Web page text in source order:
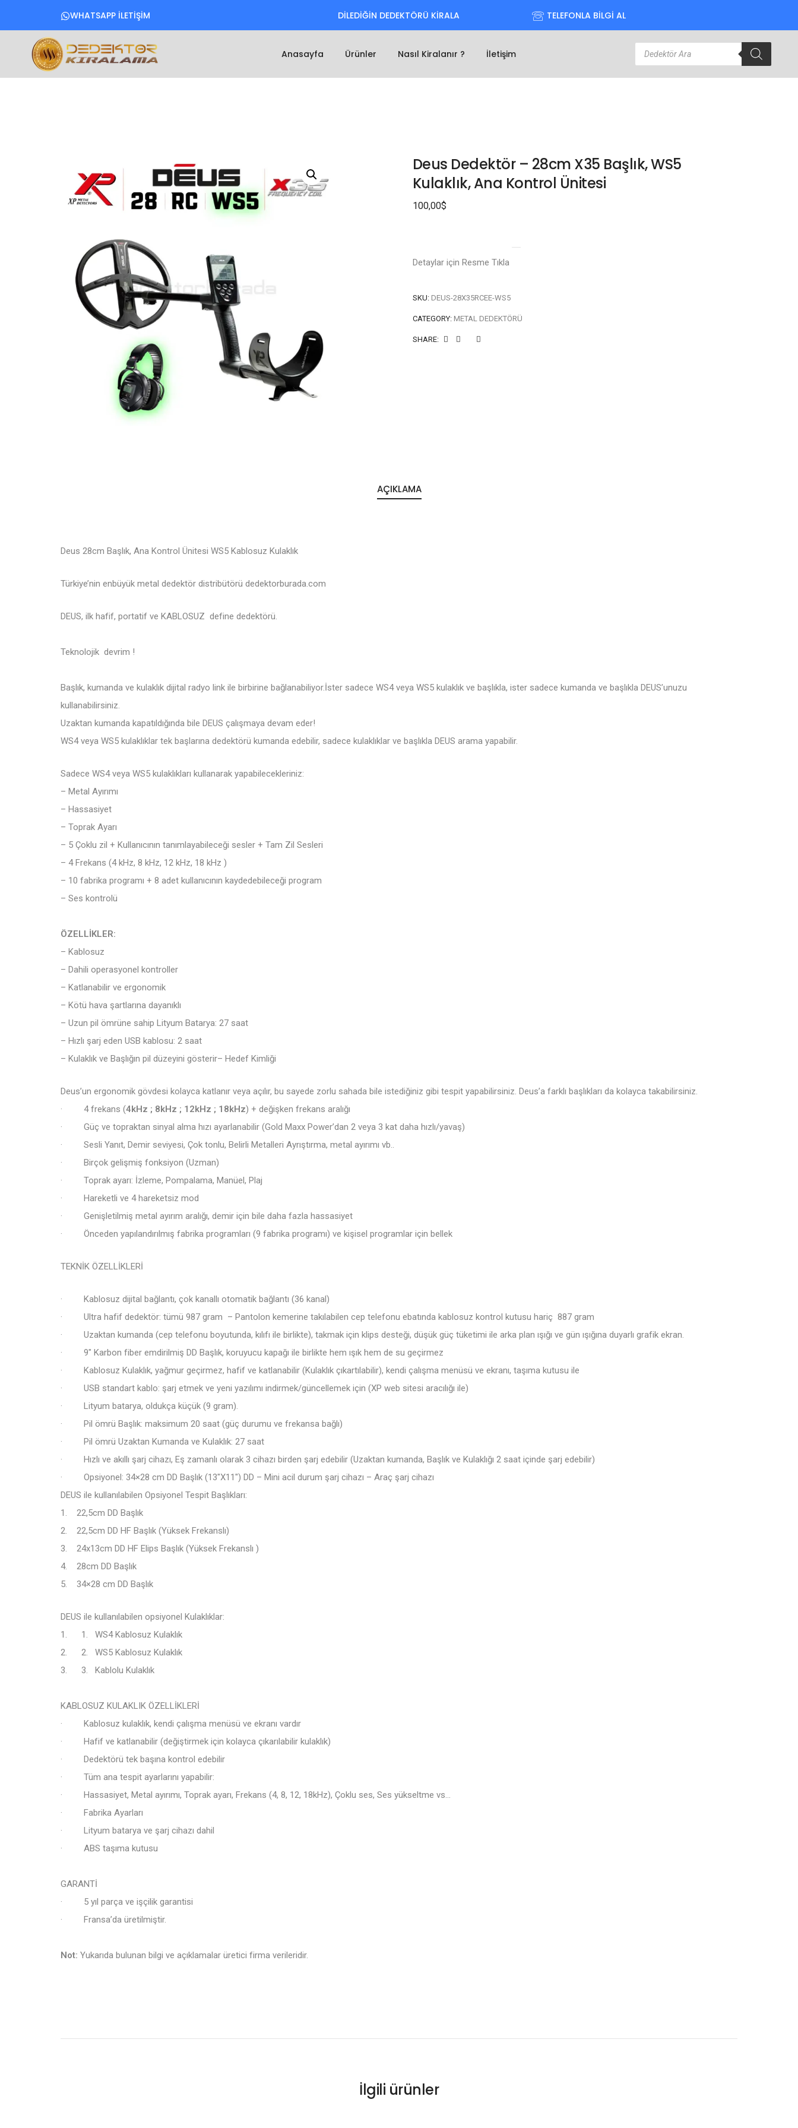
WHATSAPP İLETİŞİM DİLEDİĞİN DEDEKTÖRÜ KİRALA TELEFONLA BİLGİ AL
Anasayfa Ürünler Nasıl Kiralanır ? İletişim
Deus Dedektör – 28cm X35 Başlık, WS5
Kulaklık, Ana Kontrol Ünitesi
100,00$
Detaylar için Resme Tıkla
SKU: DEUS-28X35RCEE-WS5
CATEGORY: METAL DEDEKTÖRÜ
SHARE:
AÇIKLAMA
Deus 28cm Başlık, Ana Kontrol Ünitesi WS5 Kablosuz Kulaklık
Türkiye’nin enbüyük metal dedektör distribütörü dedektorburada.com
DEUS, ilk hafif, portatif ve KABLOSUZ define dedektörü.
Teknolojik devrim !
Başlık, kumanda ve kulaklık dijital radyo link ile birbirine bağlanabiliyor.İster sadece WS4 veya WS5 kulaklık ve başlıkla, ister sadece kumanda ve başlıkla DEUS’unuzu
kullanabilirsiniz.
Uzaktan kumanda kapatıldığında bile DEUS çalışmaya devam eder!
WS4 veya WS5 kulaklıklar tek başlarına dedektörü kumanda edebilir, sadece kulaklıklar ve başlıkla DEUS arama yapabilir.
Sadece WS4 veya WS5 kulaklıkları kullanarak yapabilecekleriniz:
– Metal Ayırımı
– Hassasiyet
– Toprak Ayarı
– 5 Çoklu zil + Kullanıcının tanımlayabileceği sesler + Tam Zil Sesleri
– 4 Frekans (4 kHz, 8 kHz, 12 kHz, 18 kHz )
– 10 fabrika programı + 8 adet kullanıcının kaydedebileceği program
– Ses kontrolü
ÖZELLİKLER:
– Kablosuz
– Dahili operasyonel kontroller
– Katlanabilir ve ergonomik
– Kötü hava şartlarına dayanıklı
– Uzun pil ömrüne sahip Lityum Batarya: 27 saat
– Hızlı şarj eden USB kablosu: 2 saat
– Kulaklık ve Başlığın pil düzeyini gösterir– Hedef Kimliği
Deus’un ergonomik gövdesi kolayca katlanır veya açılır, bu sayede zorlu sahada bile istediğiniz gibi tespit yapabilirsiniz. Deus’a farklı başlıkları da kolayca takabilirsiniz.
· 4 frekans (4kHz ; 8kHz ; 12kHz ; 18kHz) + değişken frekans aralığı
· Güç ve topraktan sinyal alma hızı ayarlanabilir (Gold Maxx Power’dan 2 veya 3 kat daha hızlı/yavaş)
· Sesli Yanıt, Demir seviyesi, Çok tonlu, Belirli Metalleri Ayrıştırma, metal ayırımı vb..
· Birçok gelişmiş fonksiyon (Uzman)
· Toprak ayarı: İzleme, Pompalama, Manüel, Plaj
· Hareketli ve 4 hareketsiz mod
· Genişletilmiş metal ayırım aralığı, demir için bile daha fazla hassasiyet
· Önceden yapılandırılmış fabrika programları (9 fabrika programı) ve kişisel programlar için bellek
TEKNİK ÖZELLİKLERİ
· Kablosuz dijital bağlantı, çok kanallı otomatik bağlantı (36 kanal)
· Ultra hafif dedektör: tümü 987 gram – Pantolon kemerine takılabilen cep telefonu ebatında kablosuz kontrol kutusu hariç 887 gram
· Uzaktan kumanda (cep telefonu boyutunda, kılıfı ile birlikte), takmak için klips desteği, düşük güç tüketimi ile arka plan ışığı ve gün ışığına duyarlı grafik ekran.
· 9″ Karbon fiber emdirilmiş DD Başlık, koruyucu kapağı ile birlikte hem ışık hem de su geçirmez
· Kablosuz Kulaklık, yağmur geçirmez, hafif ve katlanabilir (Kulaklık çıkartılabilir), kendi çalışma menüsü ve ekranı, taşıma kutusu ile
· USB standart kablo: şarj etmek ve yeni yazılımı indirmek/güncellemek için (XP web sitesi aracılığı ile)
· Lityum batarya, oldukça küçük (9 gram).
· Pil ömrü Başlık: maksimum 20 saat (güç durumu ve frekansa bağlı)
· Pil ömrü Uzaktan Kumanda ve Kulaklık: 27 saat
· Hızlı ve akıllı şarj cihazı, Eş zamanlı olarak 3 cihazı birden şarj edebilir (Uzaktan kumanda, Başlık ve Kulaklığı 2 saat içinde şarj edebilir)
· Opsiyonel: 34×28 cm DD Başlık (13″X11″) DD – Mini acil durum şarj cihazı – Araç şarj cihazı
DEUS ile kullanılabilen Opsiyonel Tespit Başlıkları:
1. 22,5cm DD Başlık
2. 22,5cm DD HF Başlık (Yüksek Frekanslı)
3. 24x13cm DD HF Elips Başlık (Yüksek Frekanslı )
4. 28cm DD Başlık
5. 34×28 cm DD Başlık
DEUS ile kullanılabilen opsiyonel Kulaklıklar:
1. 1. WS4 Kablosuz Kulaklık
2. 2. WS5 Kablosuz Kulaklık
3. 3. Kablolu Kulaklık
KABLOSUZ KULAKLIK ÖZELLİKLERİ
· Kablosuz kulaklık, kendi çalışma menüsü ve ekranı vardır
· Hafif ve katlanabilir (değiştirmek için kolayca çıkarılabilir kulaklık)
· Dedektörü tek başına kontrol edebilir
· Tüm ana tespit ayarlarını yapabilir:
· Hassasiyet, Metal ayırımı, Toprak ayarı, Frekans (4, 8, 12, 18kHz), Çoklu ses, Ses yükseltme vs…
· Fabrika Ayarları
· Lityum batarya ve şarj cihazı dahil
· ABS taşıma kutusu
GARANTİ
· 5 yıl parça ve işçilik garantisi
· Fransa’da üretilmiştir.
Not: Yukarıda bulunan bilgi ve açıklamalar üretici firma verileridir.
İlgili ürünler